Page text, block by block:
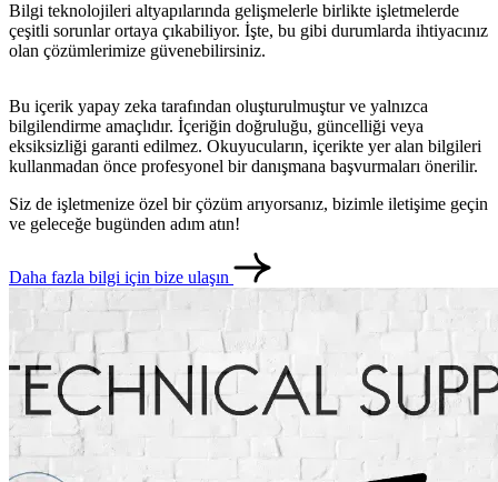
Bilgi teknolojileri altyapılarında gelişmelerle birlikte işletmelerde
çeşitli sorunlar ortaya çıkabiliyor. İşte, bu gibi durumlarda ihtiyacınız
olan çözümlerimize güvenebilirsiniz.
Bu içerik yapay zeka tarafından oluşturulmuştur ve yalnızca
bilgilendirme amaçlıdır. İçeriğin doğruluğu, güncelliği veya
eksiksizliği garanti edilmez. Okuyucuların, içerikte yer alan bilgileri
kullanmadan önce profesyonel bir danışmana başvurmaları önerilir.
Siz de işletmenize özel bir çözüm arıyorsanız, bizimle iletişime geçin
ve geleceğe bugünden adım atın!
Daha fazla bilgi için bize ulaşın